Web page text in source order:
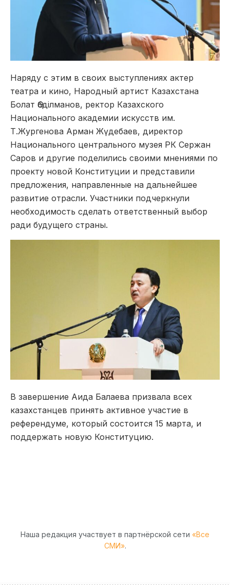
Наряду с этим в своих выступлениях актер
театра и кино, Народный артист Казахстана
Болат Әбділманов, ректор Казахского
Национального академии искусств им.
Т.Жургенова Арман Жүдебаев, директор
Национального центрального музея РК Сержан
Саров и другие поделились своими мнениями по
проекту новой Конституции и представили
предложения, направленные на дальнейшее
развитие отрасли. Участники подчеркнули
необходимость сделать ответственный выбор
ради будущего страны.
В завершение Аида Балаева призвала всех
казахстанцев принять активное участие в
референдуме, который состоится 15 марта, и
поддержать новую Конституцию.
Наша редакция участвует в партнёрской сети «Все
СМИ».